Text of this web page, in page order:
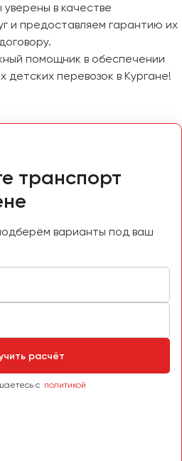
в качестве
и предоставляем гарантию их
помощник в обеспечении
детских перевозок в Кургане!
транспорт
варианты под ваш
расчёт
с политикой